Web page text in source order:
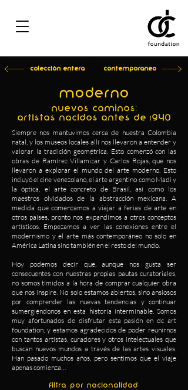
Colección Entera Contemporaneo
MODERNO
Nuevos Caminos:
Artistas nacidos antes de 1940
Siempre nos mantuvimos cerca de nuestra Colombia
natal, y los museos locales allí nos llevaron a entender y
valorar la tradición geométrica. Esto comenzó con las
obras de Ramírez Villamizar y Carlos Rojas, que nos
llevaron a explorar el mundo del arte moderno. Esto
incluyó el cine venezolano, el arte argentino como Madi y
la óptica, el arte concreto de Brasil, así como los
maestros olvidados de la abstracción mexicana. A
medida que comenzamos a viajar a ferias de arte en
otros países, pronto nos expandimos a otros conceptos
artísticos. Empezamos a ver las conexiones entre el
modernismo y el arte más contemporáneo no solo en
América Latina sino también en el resto del mundo.
Hoy podemos decir que, aunque nos gusta ser
consecuentes con nuestras propias pautas curatoriales,
no somos tímidos a la hora de comprar cualquier obra
que nos inspire. No solo estamos abiertos, sino ansiosos
por comprender las nuevas tendencias y continuar
sumergiéndonos en esta historia interminable. Somos
muy afortunados de disfrutar esta pasión en dc art
foundation, y estamos agradecidos de poder reunirnos
con tantos artistas, curadores y otros intelectuales que
buscan nuevos mundos a través de las artes visuales.
Han pasado muchos años, pero sentimos que el viaje
apenas comienza…
Filtra por Nacionalidad: